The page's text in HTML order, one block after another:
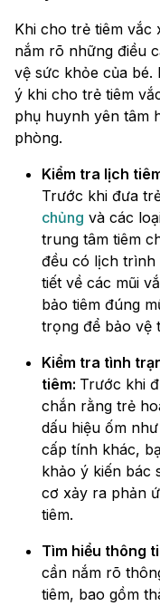
Khi cho trẻ tiêm vắc
nắm rõ những điều
vệ sức khỏe của bé.
ý khi cho trẻ tiêm
phụ huynh yên tâm
phòng.
Kiểm tra lịch
Trước khi đưa
chủng và các
trung tâm tiêm
đều có lịch trình
tiết về các mũi
bảo tiêm đúng
trọng để bảo vệ
Kiểm tra tình
tiêm: Trước khi
chắn rằng trẻ
dấu hiệu ốm
cấp tính khác,
khảo ý kiến bác
cơ xảy ra phản
tiêm.
Tìm hiểu thông
cần nắm rõ
tiêm, bao gồm